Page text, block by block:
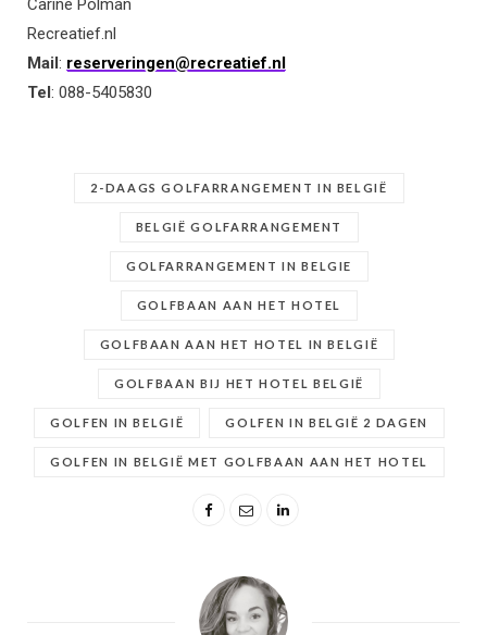
Carine Polman
Recreatief.nl
Mail: reserveringen@recreatief.nl
Tel: 088-5405830
2-DAAGS GOLFARRANGEMENT IN BELGIË
BELGIË GOLFARRANGEMENT
GOLFARRANGEMENT IN BELGIE
GOLFBAAN AAN HET HOTEL
GOLFBAAN AAN HET HOTEL IN BELGIË
GOLFBAAN BIJ HET HOTEL BELGIË
GOLFEN IN BELGIË GOLFEN IN BELGIË 2 DAGEN
GOLFEN IN BELGIË MET GOLFBAAN AAN HET HOTEL